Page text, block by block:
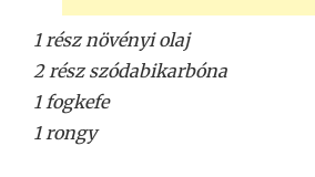
1 rész növényi olaj
2 rész szódabikarbóna
1 fogkefe
1 rongy